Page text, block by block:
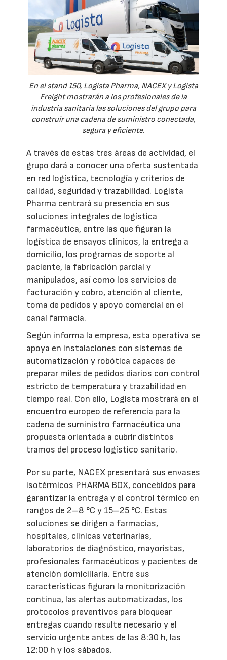
En el stand 150, Logista Pharma, NACEX y Logista
Freight mostrarán a los profesionales de la
industria sanitaria las soluciones del grupo para
construir una cadena de suministro conectada,
segura y eficiente.
A través de estas tres áreas de actividad, el
grupo dará a conocer una oferta sustentada
en red logística, tecnología y criterios de
calidad, seguridad y trazabilidad. Logista
Pharma centrará su presencia en sus
soluciones integrales de logística
farmacéutica, entre las que figuran la
logística de ensayos clínicos, la entrega a
domicilio, los programas de soporte al
paciente, la fabricación parcial y
manipulados, así como los servicios de
facturación y cobro, atención al cliente,
toma de pedidos y apoyo comercial en el
canal farmacia.
Según informa la empresa, esta operativa se
apoya en instalaciones con sistemas de
automatización y robótica capaces de
preparar miles de pedidos diarios con control
estricto de temperatura y trazabilidad en
tiempo real. Con ello, Logista mostrará en el
encuentro europeo de referencia para la
cadena de suministro farmacéutica una
propuesta orientada a cubrir distintos
tramos del proceso logístico sanitario.
Por su parte, NACEX presentará sus envases
isotérmicos PHARMA BOX, concebidos para
garantizar la entrega y el control térmico en
rangos de 2–8 °C y 15–25 °C. Estas
soluciones se dirigen a farmacias,
hospitales, clínicas veterinarias,
laboratorios de diagnóstico, mayoristas,
profesionales farmacéuticos y pacientes de
atención domiciliaria. Entre sus
características figuran la monitorización
continua, las alertas automatizadas, los
protocolos preventivos para bloquear
entregas cuando resulte necesario y el
servicio urgente antes de las 8:30 h, las
12:00 h y los sábados.